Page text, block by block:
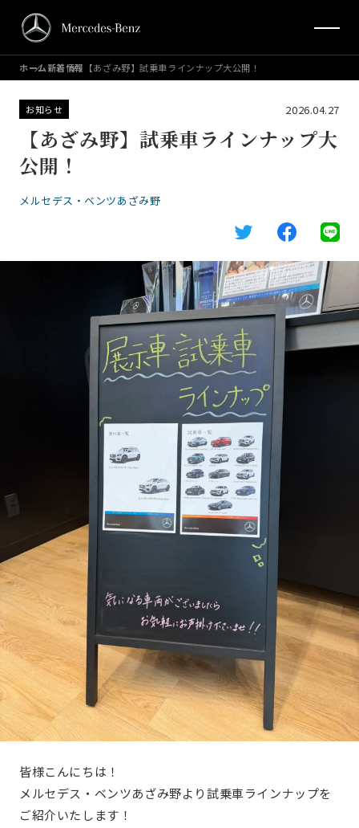
ホーム新着情報 【あざみ野】試乗車ラインナップ大公開！
お知らせ 2026.04.27
【あざみ野】試乗車ラインナップ大
公開！
メルセデス・ベンツあざみ野
皆様こんにちは！
メルセデス・ベンツあざみ野より試乗車ラインナップを
ご紹介いたします！